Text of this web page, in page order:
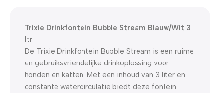
Trixie Drinkfontein Bubble Stream Blauw/Wit 3
ltr
De Trixie Drinkfontein Bubble Stream is een ruime
en gebruiksvriendelijke drinkoplossing voor
honden en katten. Met een inhoud van 3 liter en
constante watercirculatie biedt deze fontein